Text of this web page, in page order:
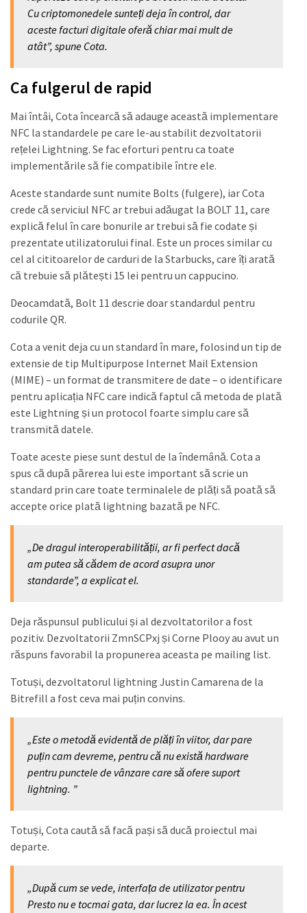
Cu criptomonedele sunteți deja în control, dar
aceste facturi digitale oferă chiar mai mult de
atât”, spune Cota.
Ca fulgerul de rapid
Mai întâi, Cota încearcă să adauge această implementare
NFC la standardele pe care le-au stabilit dezvoltatorii
rețelei Lightning. Se fac eforturi pentru ca toate
implementările să fie compatibile între ele.
Aceste standarde sunt numite Bolts (fulgere), iar Cota
crede că serviciul NFC ar trebui adăugat la BOLT 11, care
explică felul în care bonurile ar trebui să fie codate și
prezentate utilizatorului final. Este un proces similar cu
cel al cititoarelor de carduri de la Starbucks, care îți arată
că trebuie să plătești 15 lei pentru un cappucino.
Deocamdată, Bolt 11 descrie doar standardul pentru
codurile QR.
Cota a venit deja cu un standard în mare, folosind un tip de
extensie de tip Multipurpose Internet Mail Extension
(MIME) – un format de transmitere de date – o identificare
pentru aplicația NFC care indică faptul că metoda de plată
este Lightning și un protocol foarte simplu care să
transmită datele.
Toate aceste piese sunt destul de la îndemână. Cota a
spus că după părerea lui este important să scrie un
standard prin care toate terminalele de plăți să poată să
accepte orice plată lightning bazată pe NFC.
„De dragul interoperabilității, ar fi perfect dacă
am putea să cădem de acord asupra unor
standarde”, a explicat el.
Deja răspunsul publicului și al dezvoltatorilor a fost
pozitiv. Dezvoltatorii ZmnSCPxj și Corne Plooy au avut un
răspuns favorabil la propunerea aceasta pe mailing list.
Totuși, dezvoltatorul lightning Justin Camarena de la
Bitrefill a fost ceva mai puțin convins.
„Este o metodă evidentă de plăți în viitor, dar pare
puțin cam devreme, pentru că nu există hardware
pentru punctele de vânzare care să ofere suport
lightning. ”
Totuși, Cota caută să facă pași să ducă proiectul mai
departe.
„După cum se vede, interfața de utilizator pentru
Presto nu e tocmai gata, dar lucrez la ea. În acest